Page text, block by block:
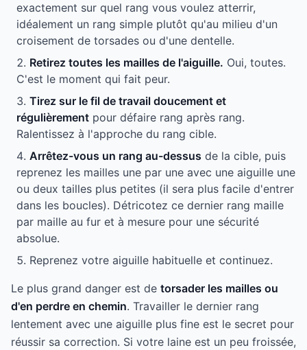
exactement sur quel rang vous voulez atterrir,
idéalement un rang simple plutôt qu'au milieu d'un
croisement de torsades ou d'une dentelle.
Retirez toutes les mailles de l'aiguille. Oui, toutes.
C'est le moment qui fait peur.
Tirez sur le fil de travail doucement et
régulièrement pour défaire rang après rang.
Ralentissez à l'approche du rang cible.
Arrêtez-vous un rang au-dessus de la cible, puis
reprenez les mailles une par une avec une aiguille une
ou deux tailles plus petites (il sera plus facile d'entrer
dans les boucles). Détricotez ce dernier rang maille
par maille au fur et à mesure pour une sécurité
absolue.
Reprenez votre aiguille habituelle et continuez.
Le plus grand danger est de torsader les mailles ou
d'en perdre en chemin. Travailler le dernier rang
lentement avec une aiguille plus fine est le secret pour
réussir sa correction. Si votre laine est un peu froissée,